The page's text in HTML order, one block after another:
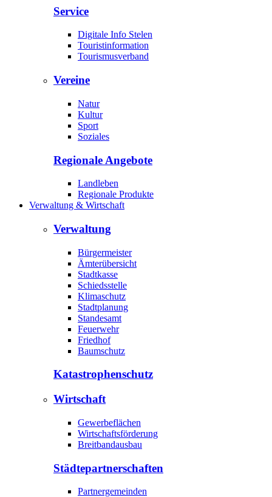
Service
Digitale Info Stelen
Touristinformation
Tourismusverband
Vereine
Natur
Kultur
Sport
Soziales
Regionale Angebote
Landleben
Regionale Produkte
Verwaltung & Wirtschaft
Verwaltung
Bürgermeister
Ämterübersicht
Stadtkasse
Schiedsstelle
Klimaschutz
Stadtplanung
Standesamt
Feuerwehr
Friedhof
Baumschutz
Katastrophen­schutz
Wirtschaft
Gewerbeflächen
Wirtschaftsförderung
Breitbandausbau
Städte­partnerschaften
Partnergemeinden